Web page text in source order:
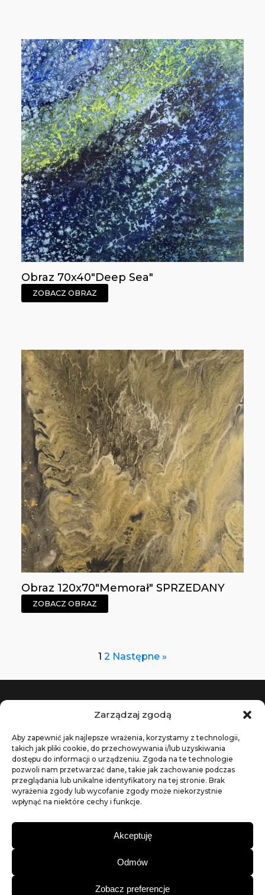
Zarządzaj zgodą
Aby zapewnić jak najlepsze wrażenia, korzystamy z technologii,
takich jak pliki cookie, do przechowywania i/lub uzyskiwania
dostępu do informacji o urządzeniu. Zgoda na te technologie
pozwoli nam przetwarzać dane, takie jak zachowanie podczas
przeglądania lub unikalne identyfikatory na tej stronie. Brak
wyrażenia zgody lub wycofanie zgody może niekorzystnie
wpłynąć na niektóre cechy i funkcje.
Akceptuję
Odmów
Zobacz preferencje
Obraz 70x40"Deep Sea"
ZOBACZ OBRAZ
Obraz 120x70"Memorał" SPRZEDANY
ZOBACZ OBRAZ
1 2 Następne »
KOSZYK
ZAMÓWIENIE
MOJE KONTO
O MNIE
KONTAKT
POLITYKA PRYWATNOŚCI